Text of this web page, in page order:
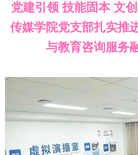
党建引领 技能固本 文
传媒学院党支部扎实推
与教育咨询服务